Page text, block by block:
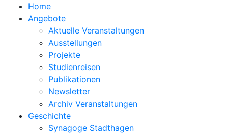
Home
Angebote
Aktuelle Veranstaltungen
Ausstellungen
Projekte
Studienreisen
Publikationen
Newsletter
Archiv Veranstaltungen
Geschichte
Synagoge Stadthagen